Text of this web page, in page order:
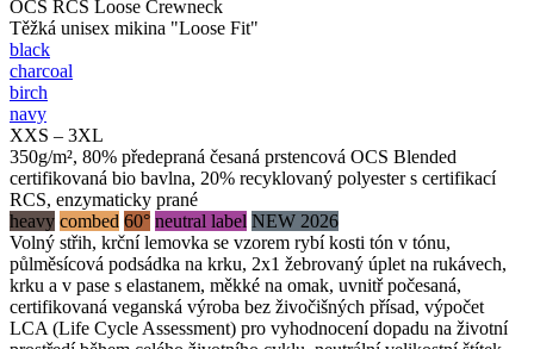
OCS RCS Loose Crewneck
Těžká unisex mikina "Loose Fit"
black
charcoal
birch
navy
XXS – 3XL
350g/m², 80% předepraná česaná prstencová OCS Blended
certifikovaná bio bavlna, 20% recyklovaný polyester s certifikací
RCS, enzymaticky prané
heavy combed 60° neutral label NEW 2026
Volný střih, krční lemovka se vzorem rybí kosti tón v tónu,
půlměsícová podsádka na krku, 2x1 žebrovaný úplet na rukávech,
krku a v pase s elastanem, měkké na omak, uvnitř počesaná,
certifikovaná veganská výroba bez živočišných přísad, výpočet
LCA (Life Cycle Assessment) pro vyhodnocení dopadu na životní